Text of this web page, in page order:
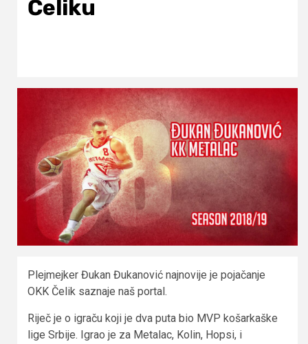
Čeliku
Plejmejker Đukan Đukanović najnovije je pojačanje
OKK Čelik saznaje naš portal.
Riječ je o igraču koji je dva puta bio MVP košarkaške
lige Srbije. Igrao je za Metalac, Kolin, Hopsi, i